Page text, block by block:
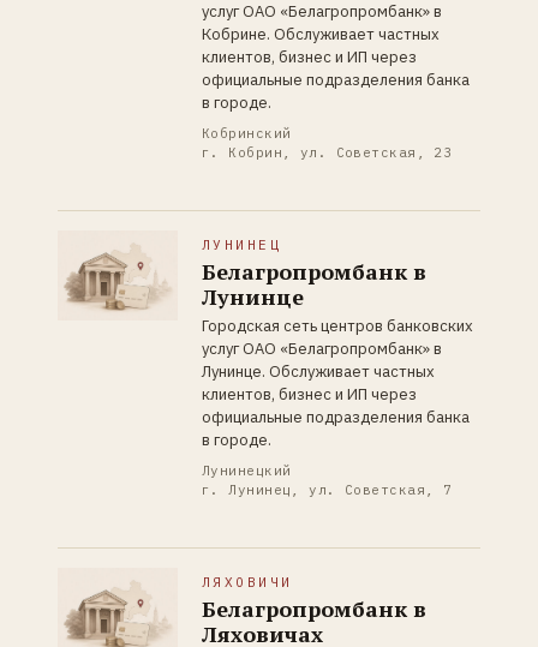
услуг ОАО «Белагропромбанк» в
Кобрине. Обслуживает частных
клиентов, бизнес и ИП через
официальные подразделения банка
в городе.
Кобринский
г. Кобрин, ул. Советская, 23
ЛУНИНЕЦ
Белагропромбанк в
Лунинце
Городская сеть центров банковских
услуг ОАО «Белагропромбанк» в
Лунинце. Обслуживает частных
клиентов, бизнес и ИП через
официальные подразделения банка
в городе.
Лунинецкий
г. Лунинец, ул. Советская, 7
ЛЯХОВИЧИ
Белагропромбанк в
Ляховичах